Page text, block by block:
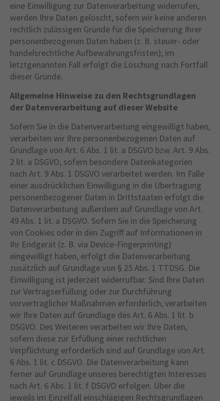
eine Einwilligung zur Datenverarbeitung widerrufen,
werden Ihre Daten gelöscht, sofern wir keine anderen
rechtlich zulässigen Gründe für die Speicherung Ihrer
personenbezogenen Daten haben (z. B. steuer- oder
handelsrechtliche Aufbewahrungsfristen); im
letztgenannten Fall erfolgt die Löschung nach Fortfall
dieser Gründe.
Allgemeine Hinweise zu den Rechtsgrundlagen
der Datenverarbeitung auf dieser Website
Sofern Sie in die Datenverarbeitung eingewilligt haben,
verarbeiten wir Ihre personenbezogenen Daten auf
Grundlage von Art. 6 Abs. 1 lit. a DSGVO bzw. Art. 9 Abs.
2 lit. a DSGVO, sofern besondere Datenkategorien
nach Art. 9 Abs. 1 DSGVO verarbeitet werden. Im Falle
einer ausdrücklichen Einwilligung in die Übertragung
personenbezogener Daten in Drittstaaten erfolgt die
Datenverarbeitung außerdem auf Grundlage von Art.
49 Abs. 1 lit. a DSGVO. Sofern Sie in die Speicherung
von Cookies oder in den Zugriff auf Informationen in
Ihr Endgerät (z. B. via Device-Fingerprinting)
eingewilligt haben, erfolgt die Datenverarbeitung
zusätzlich auf Grundlage von § 25 Abs. 1 TTDSG. Die
Einwilligung ist jederzeit widerrufbar. Sind Ihre Daten
zur Vertragserfüllung oder zur Durchführung
vorvertraglicher Maßnahmen erforderlich, verarbeiten
wir Ihre Daten auf Grundlage des Art. 6 Abs. 1 lit. b
DSGVO. Des Weiteren verarbeiten wir Ihre Daten,
sofern diese zur Erfüllung einer rechtlichen
Verpflichtung erforderlich sind auf Grundlage von Art.
6 Abs. 1 lit. c DSGVO. Die Datenverarbeitung kann
ferner auf Grundlage unseres berechtigten Interesses
nach Art. 6 Abs. 1 lit. f DSGVO erfolgen. Über die
jeweils im Einzelfall einschlägigen Rechtsgrundlagen